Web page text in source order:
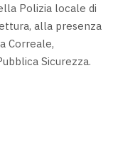
Polizia locale di
alla presenza
Correale,
Sicurezza.